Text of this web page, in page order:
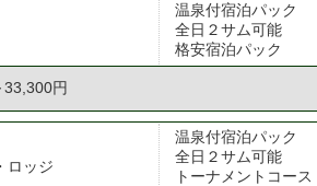
温泉付宿泊パック
全日２サム可能
格安宿泊パック
円
ロッジ
温泉付宿泊パック
全日２サム可能
トーナメントコース